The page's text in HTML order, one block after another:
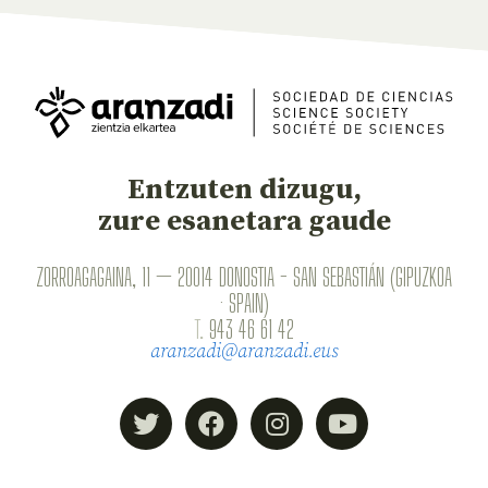
Entzuten dizugu,
zure esanetara gaude
ZORROAGAGAINA, 11 — 20014 DONOSTIA - SAN SEBASTIÁN (GIPUZKOA
· SPAIN)
T. 943 46 61 42
aranzadi@aranzadi.eus